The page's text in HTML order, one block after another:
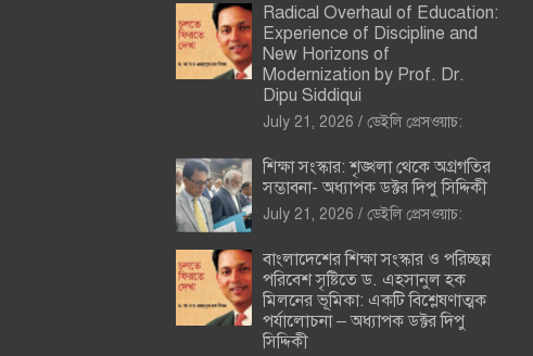
Radical Overhaul of Education:
Experience of Discipline and
New Horizons of
Modernization by Prof. Dr.
Dipu Siddiqui
July 21, 2026 ডেইলি প্রেসওয়াচ:
শিক্ষা সংস্কার: শৃঙ্খলা থেকে অগ্রগতির
সম্ভাবনা- অধ্যাপক ডক্টর দিপু সিদ্দিকী
July 21, 2026 ডেইলি প্রেসওয়াচ:
বাংলাদেশের শিক্ষা সংস্কার ও পরিচ্ছন্ন
পরিবেশ সৃষ্টিতে ড. এহসানুল হক
মিলনের ভূমিকা: একটি বিশ্লেষণাত্মক
পর্যালোচনা – অধ্যাপক ডক্টর দিপু
সিদ্দিকী